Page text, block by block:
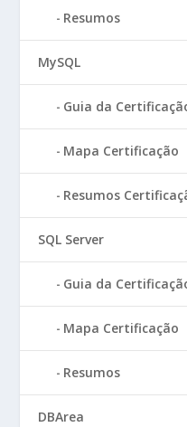
Resumos
MySQL
Guia da
Mapa Certificação
Resumos
SQL Server
Guia da
Mapa Certificação
Resumos
DBArea